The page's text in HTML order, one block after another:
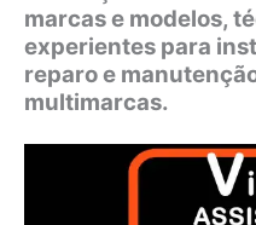
marcas e modelos,
experientes para
reparo e
multimarcas.